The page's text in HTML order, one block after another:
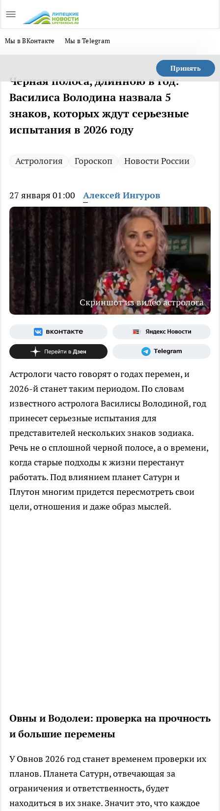
Мы в ВКонтакте Мы в Telegram
Принять
Черная полоса, длинною в год:
Василиса Володина назвала 5
знаков, которых ждут серьезные
испытания в 2026 году
Астрология Гороскоп Новости России
27 января 01:00 Алексей Ингуров
Скриншот из видео астролога
Астрологи часто говорят о годах перемен, и
2026-й станет таким периодом. По словам
известного астролога Василисы Володиной, год
принесет серьезные испытания для
представителей нескольких знаков зодиака.
Речь не о сплошной черной полосе, а о времени,
когда старые подходы к жизни перестанут
работать. Под влиянием планет Сатурн и
Плутон многим придется пересмотреть свои
цели, отношения и даже образ мыслей.
Овны и Водолеи: проверка на прочность
и большие перемены
У Овнов 2026 год станет временем проверки их
планов. Планета Сатурн, отвечающая за
ограничения и ответственность, будет
находиться в их знаке. Значит это, что каждое